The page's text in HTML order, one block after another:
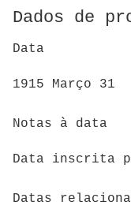
Dados de
Data
1915 Março 31
Notas à data
Data inscrita
Datas